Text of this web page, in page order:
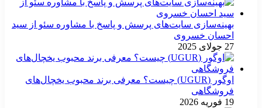
بهینه‌سازی سایت‌های پرسش و پاسخ با مشاوره سئو از سید
احسان خسروی
27 جولای 2025
اوگور (UGUR) چیست؟ معرفی برند محبوب یخچال‌های
فروشگاهی
19 فوریه 2026